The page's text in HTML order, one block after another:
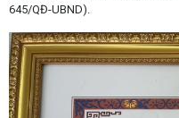
645/QĐ-UBND).